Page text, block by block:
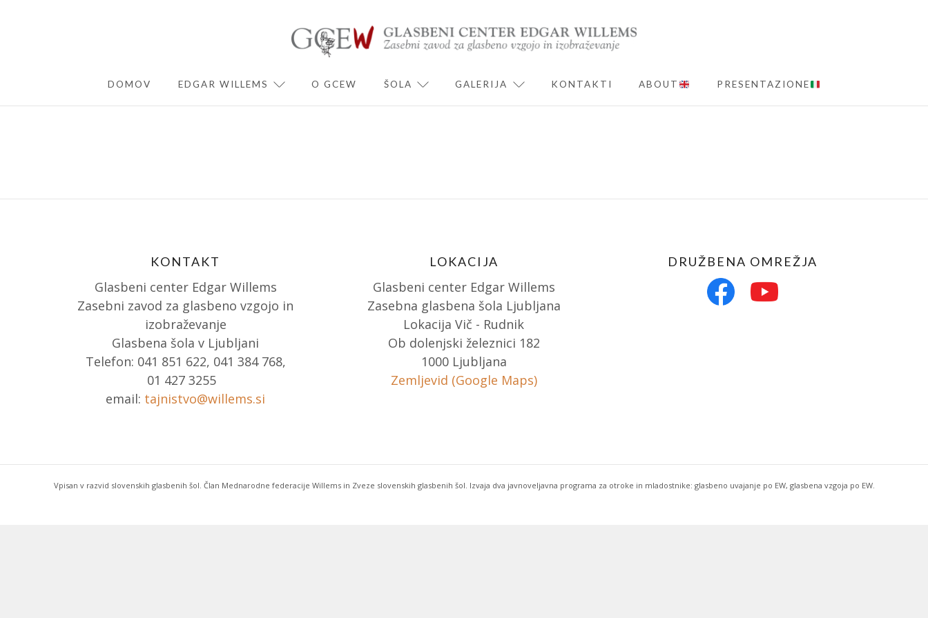
DOMOV EDGAR WILLEMS EXPAND CHILD MENU
O GCEW ŠOLA EXPAND CHILD MENU
GALERIJA EXPAND CHILD MENU
KONTAKTI ABOUT PRESENTAZIONE
KONTAKT
Glasbeni center Edgar Willems
Zasebni zavod za glasbeno vzgojo in
izobraževanje
Glasbena šola v Ljubljani
Telefon: 041 851 622, 041 384 768,
01 427 3255
email: tajnistvo@willems.si
LOKACIJA
Glasbeni center Edgar Willems
Zasebna glasbena šola Ljubljana
Lokacija Vič - Rudnik
Ob dolenjski železnici 182
1000 Ljubljana
Zemljevid (Google Maps)
DRUŽBENA OMREŽJA
Vpisan v razvid slovenskih glasbenih šol. Član Mednarodne federacije Willems in Zveze slovenskih glasbenih šol. Izvaja dva javnoveljavna programa za otroke in mladostnike: glasbeno uvajanje po EW, glasbena vzgoja po EW.